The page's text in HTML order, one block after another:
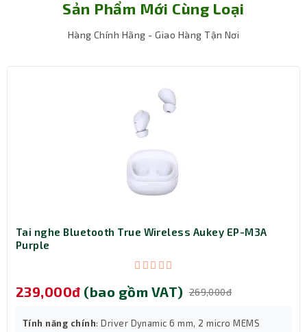
Sản Phẩm Mới Cùng Loại
Hàng Chính Hãng - Giao Hàng Tận Nơi
Tai nghe Bluetooth True Wireless Aukey EP-M3A
Purple
239,000đ (bao gồm VAT) 269,000đ
Tính năng chính: Driver Dynamic 6 mm, 2 micro MEMS